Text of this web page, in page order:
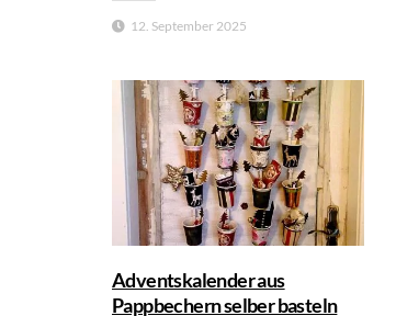
12. September 2025
Adventskalender aus
Pappbechern selber basteln